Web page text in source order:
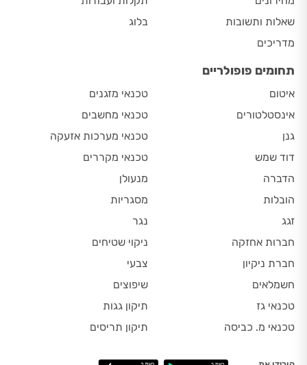
שאלות ותשובות
מדריכים
בלוג
תחומים פופולריים
איטום
אינסטלטורים
גנן
דוד שמש
הדברה
הובלות
זגג
חברות אחזקה
חברת ניקיון
חשמלאים
טכנאי גז
טכנאי מ. כביסה
טכנאי מזגנים
טכנאי מחשבים
טכנאי מערכות אזעקה
טכנאי מקררים
מנעולן
מסגריות
נגר
ניקוי שטיחים
צבעי
שיפוצים
תיקון גגות
תיקון תריסים